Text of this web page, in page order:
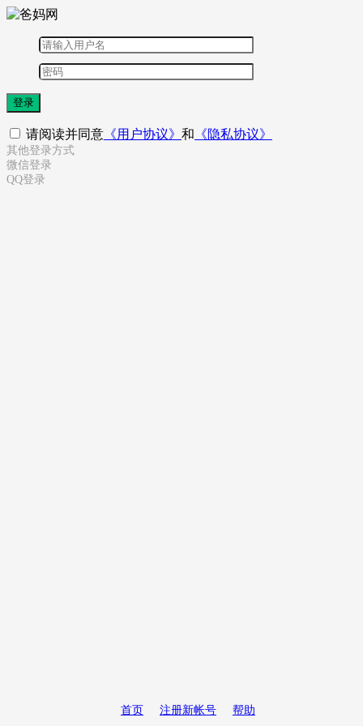
登录
请阅读并同意 《用户协议》 和 《隐私协议》
其他登录方式
微信登录
QQ登录
首页 注册新帐号 帮助